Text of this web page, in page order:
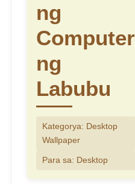
ng
Computer
ng
Labubu
Kategorya: Desktop
Wallpaper
Para sa: Desktop